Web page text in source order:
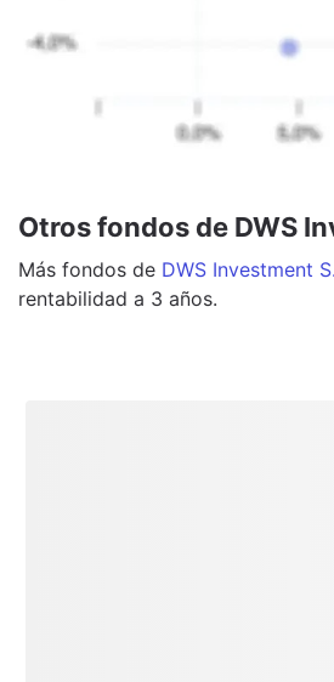
Otros fondos de DWS
Más fondos de DWS Investment
rentabilidad a 3 años.